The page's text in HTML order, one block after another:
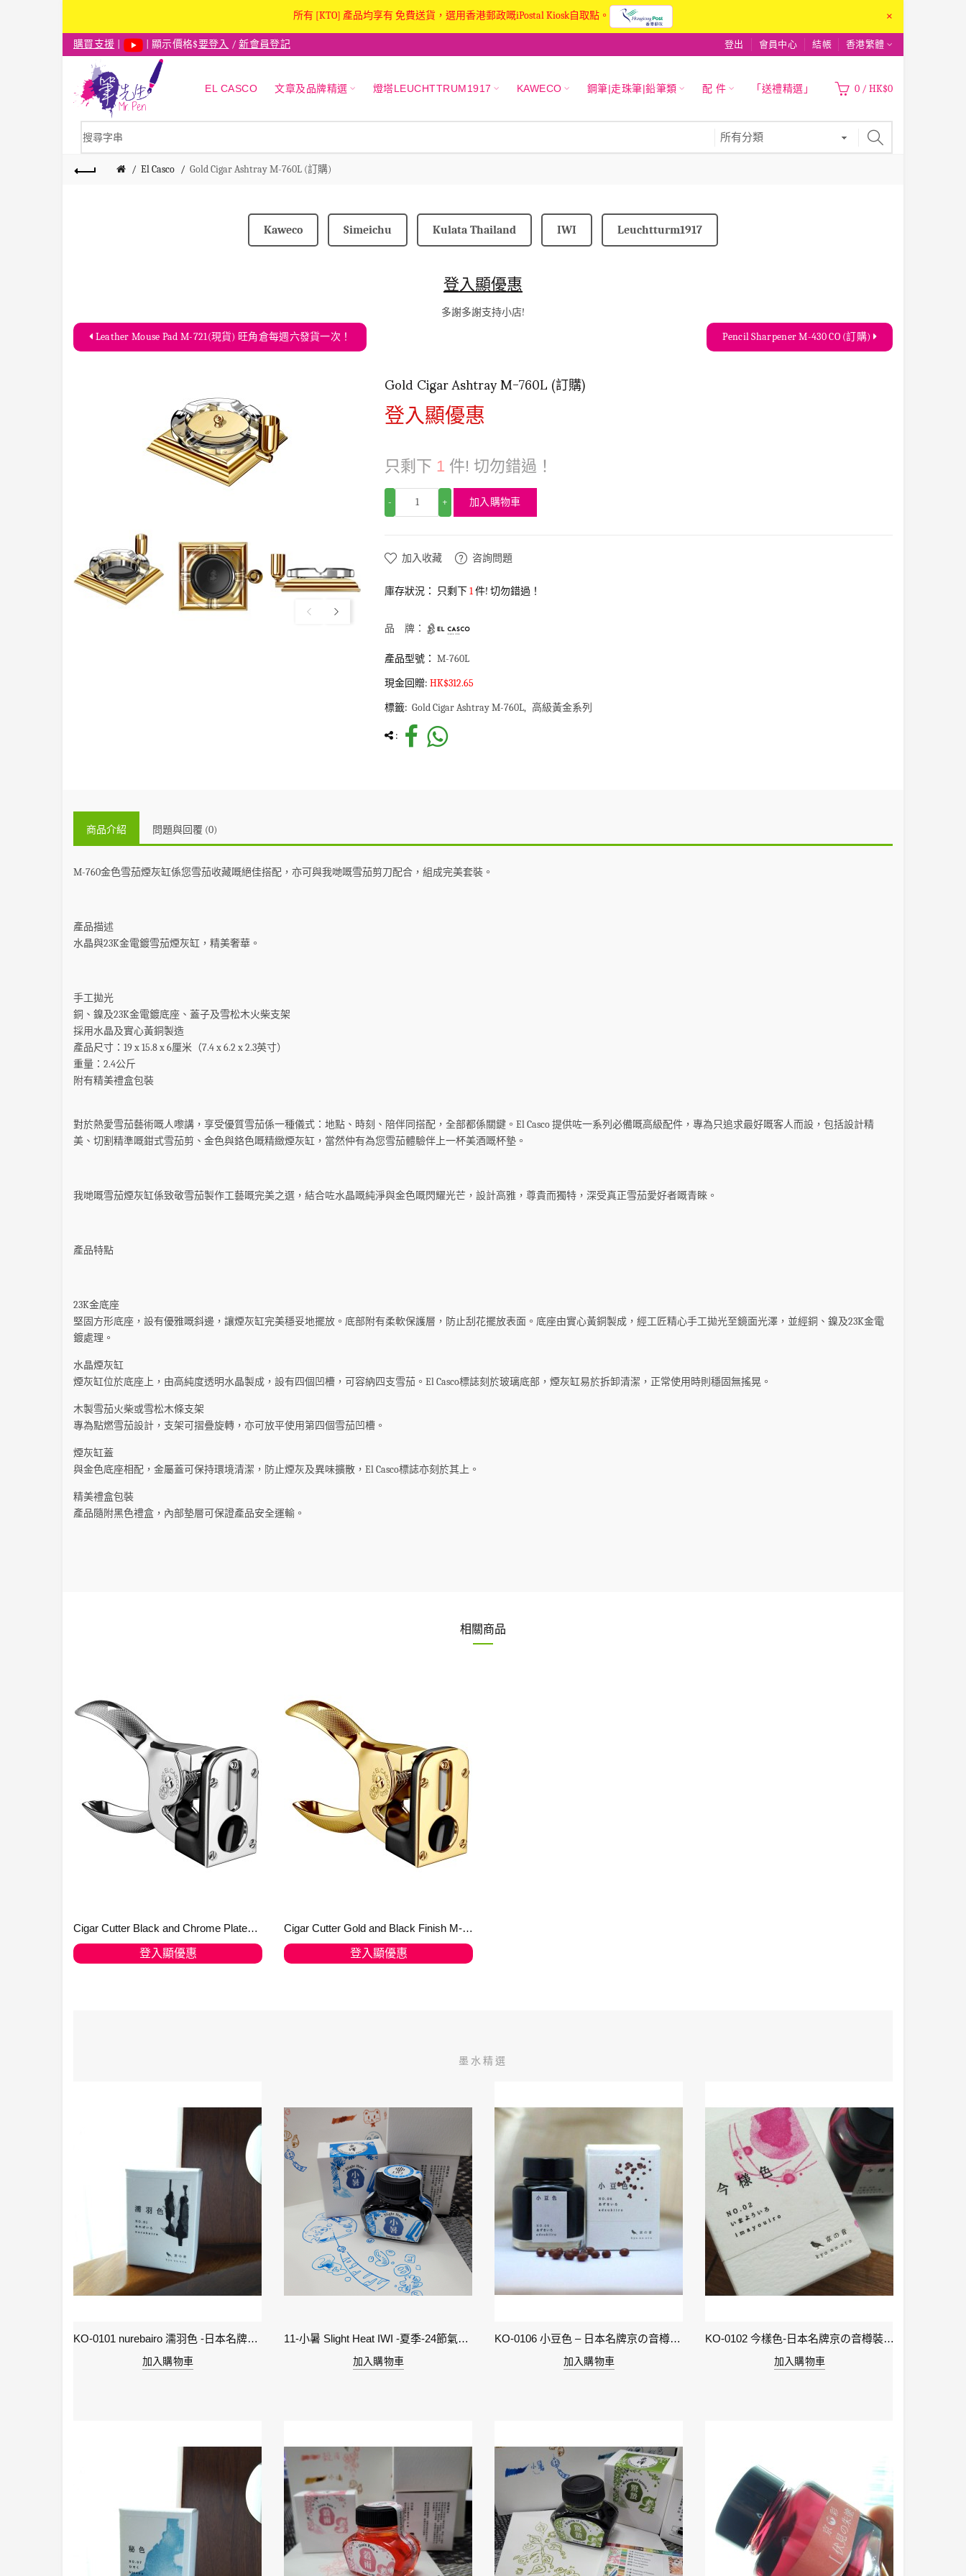
所有 [KTO] 產品均享有 免費送貨，選用香港郵政嘅iPostal Kiosk自取點。 ×
購買支援 | 顯示價格$要登入 /新會員登記 登出 會員中心 結帳 香港繁體
EL CASCO 文章及品牌精選 燈塔LEUCHTTRUM1917 KAWECO 鋼筆|走珠筆|鉛筆類 配 件 「送禮精選」 0 / HK$0
El Casco Gold Cigar Ashtray M-760L (訂購)
Kaweco Simeichu Kulata Thailand IWI Leuchtturm1917
登入顯優惠
多謝多謝支持小店!
Leather Mouse Pad M-721(現貨) 旺角倉每週六發貨一次！
Pencil Sharpener M-430 CO (訂購)
Gold Cigar Ashtray M-760L (訂購)
登入顯優惠
只剩下 1 件! 切勿錯過！
- + 加入購物車
加入收藏 咨詢問題
庫存狀況： 只剩下1件! 切勿錯過！
品 牌：
產品型號： M-760L
現金回贈: HK$312.65
標籤: Gold Cigar Ashtray M-760L 高級黃金系列
:
商品介紹 問題與回覆 (0)
M-760金色雪茄煙灰缸係您雪茄收藏嘅絕佳搭配，亦可與我哋嘅雪茄剪刀配合，組成完美套裝。
產品描述
水晶與23K金電鍍雪茄煙灰缸，精美奢華。
手工拋光
銅、鎳及23K金電鍍底座、蓋子及雪松木火柴支架
採用水晶及實心黃銅製造
產品尺寸：19 x 15.8 x 6厘米（7.4 x 6.2 x 2.3英寸）
重量：2.4公斤
附有精美禮盒包裝
對於熱愛雪茄藝術嘅人嚟講，享受優質雪茄係一種儀式：地點、時刻、陪伴同搭配，全部都係關鍵。El Casco 提供咗一系列必備嘅高級配件，專為只追求最好嘅客人而設，包括設計精
美、切割精準嘅鉗式雪茄剪、金色與鉻色嘅精緻煙灰缸，當然仲有為您雪茄體驗伴上一杯美酒嘅杯墊。
我哋嘅雪茄煙灰缸係致敬雪茄製作工藝嘅完美之選，結合咗水晶嘅純淨與金色嘅閃耀光芒，設計高雅，尊貴而獨特，深受真正雪茄愛好者嘅青睞。
產品特點
23K金底座
堅固方形底座，設有優雅嘅斜邊，讓煙灰缸完美穩妥地擺放。底部附有柔軟保護層，防止刮花擺放表面。底座由實心黃銅製成，經工匠精心手工拋光至鏡面光澤，並經銅、鎳及23K金電
鍍處理。
水晶煙灰缸
煙灰缸位於底座上，由高純度透明水晶製成，設有四個凹槽，可容納四支雪茄。El Casco標誌刻於玻璃底部，煙灰缸易於拆卸清潔，正常使用時則穩固無搖晃。
木製雪茄火柴或雪松木條支架
專為點燃雪茄設計，支架可摺疊旋轉，亦可放平使用第四個雪茄凹槽。
煙灰缸蓋
與金色底座相配，金屬蓋可保持環境清潔，防止煙灰及異味擴散，El Casco標誌亦刻於其上。
精美禮盒包裝
產品隨附黑色禮盒，內部墊層可保證產品安全運輸。
相關商品
Cigar Cutter Black and Chrome Plated Finish M-765CN (訂購)
登入顯優惠
Cigar Cutter Gold and Black Finish M-765LN (訂購)
登入顯優惠
墨水精選
KO-0101 nurebairo 濡羽色 -日本名牌京の音樽裝鋼筆墨水40ml 4573356130012
加入購物車
11-小暑 Slight Heat IWI -夏季-24節氣色澤鋼筆墨水
加入購物車
KO-0106 小豆色 – 日本名牌京の音樽裝鋼筆墨水40ml 4573356130159
加入購物車
KO-0102 今樣色-日本名牌京の音樽裝鋼筆墨水40ml 4573356130029
加入購物車